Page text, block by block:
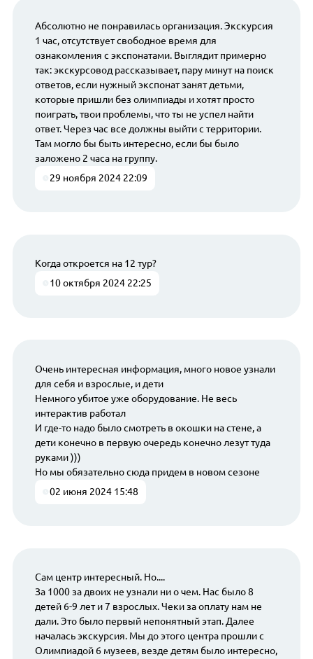
Абсолютно не понравилась организация. Экскурсия
1 час, отсутствует свободное время для
ознакомления с экспонатами. Выглядит примерно
так: экскурсовод рассказывает, пару минут на поиск
ответов, если нужный экспонат занят детьми,
которые пришли без олимпиады и хотят просто
поиграть, твои проблемы, что ты не успел найти
ответ. Через час все должны выйти с территории.
Там могло бы быть интересно, если бы было
заложено 2 часа на группу.
29 ноября 2024 22:09
Когда откроется на 12 тур?
10 октября 2024 22:25
Очень интересная информация, много новое узнали
для себя и взрослые, и дети
Немного убитое уже оборудование. Не весь
интерактив работал
И где-то надо было смотреть в окошки на стене, а
дети конечно в первую очередь конечно лезут туда
руками )))
Но мы обязательно сюда придем в новом сезоне
02 июня 2024 15:48
Сам центр интересный. Но....
За 1000 за двоих не узнали ни о чем. Нас было 8
детей 6-9 лет и 7 взрослых. Чеки за оплату нам не
дали. Это было первый непонятный этап. Далее
началась экскурсия. Мы до этого центра прошли с
Олимпиадой 6 музеев, везде детям было интересно,